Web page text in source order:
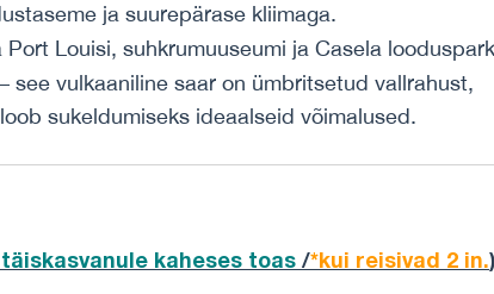
ja suurepärase kliimaga.
Louisi, suhkrumuuseumi ja Casela
see vulkaaniline saar on ümbritsetud vallrahust,
sukeldumiseks ideaalseid võimalused.
kaheses toas /*kui reisivad 2 in.